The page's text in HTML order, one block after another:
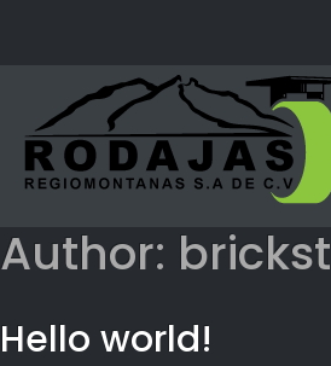
Author: brickst
Hello world!